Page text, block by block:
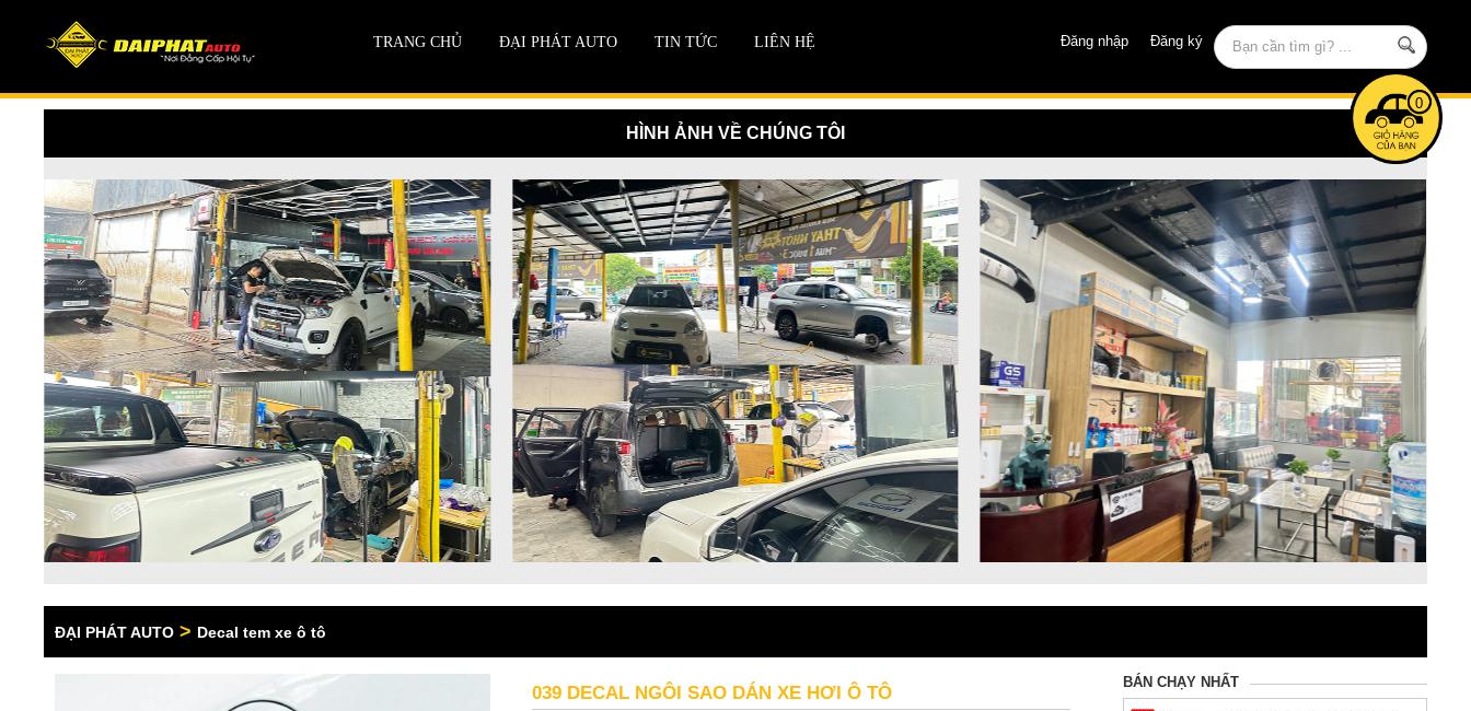
Đăng nhập Đăng ký
TRANG CHỦ ĐẠI PHÁT AUTO TIN TỨC LIÊN HỆ
0
HÌNH ẢNH VỀ CHÚNG TÔI
ĐẠI PHÁT AUTO > Decal tem xe ô tô
039 DECAL NGÔI SAO DÁN XE HƠI Ô TÔ
BÁN CHẠY NHẤT